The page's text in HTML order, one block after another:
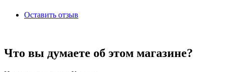
Оставить отзыв
Что вы думаете об этом магазине?